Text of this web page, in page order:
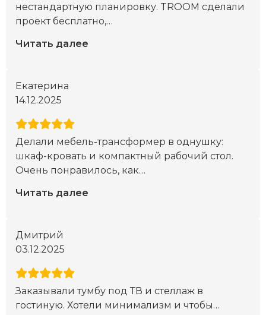
нестандартную планировку. TROOM сделали
проект бесплатно,…
Читать далее
Екатерина
14.12.2025
Делали мебель-трансформер в однушку:
шкаф-кровать и компактный рабочий стол.
Очень понравилось, как…
Читать далее
Дмитрий
03.12.2025
Заказывали тумбу под ТВ и стеллаж в
гостиную. Хотели минимализм и чтобы…